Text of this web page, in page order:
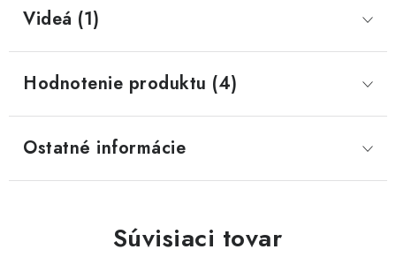
Videá (1)
Hodnotenie produktu (4)
Ostatné informácie
Súvisiaci tovar